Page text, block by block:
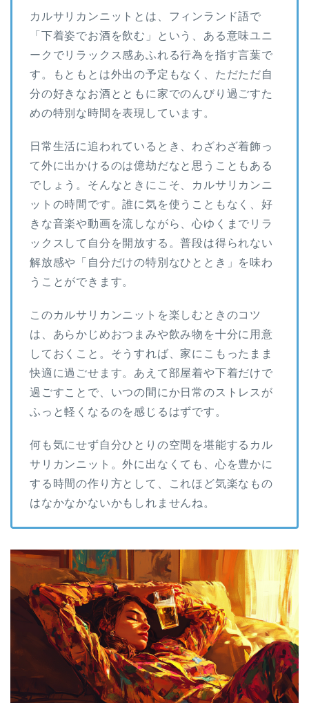
カルサリカンニットとは、フィンランド語で
「下着姿でお酒を飲む」という、ある意味ユニ
ークでリラックス感あふれる行為を指す言葉で
す。もともとは外出の予定もなく、ただただ自
分の好きなお酒とともに家でのんびり過ごすた
めの特別な時間を表現しています。
日常生活に追われているとき、わざわざ着飾っ
て外に出かけるのは億劫だなと思うこともある
でしょう。そんなときにこそ、カルサリカンニ
ットの時間です。誰に気を使うこともなく、好
きな音楽や動画を流しながら、心ゆくまでリラ
ックスして自分を開放する。普段は得られない
解放感や「自分だけの特別なひととき」を味わ
うことができます。
このカルサリカンニットを楽しむときのコツ
は、あらかじめおつまみや飲み物を十分に用意
しておくこと。そうすれば、家にこもったまま
快適に過ごせます。あえて部屋着や下着だけで
過ごすことで、いつの間にか日常のストレスが
ふっと軽くなるのを感じるはずです。
何も気にせず自分ひとりの空間を堪能するカル
サリカンニット。外に出なくても、心を豊かに
する時間の作り方として、これほど気楽なもの
はなかなかないかもしれませんね。